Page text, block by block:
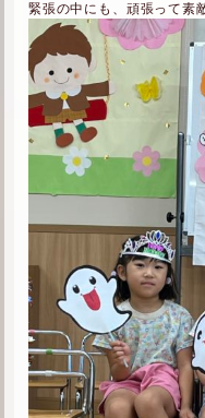
緊張の中にも、頑張って素